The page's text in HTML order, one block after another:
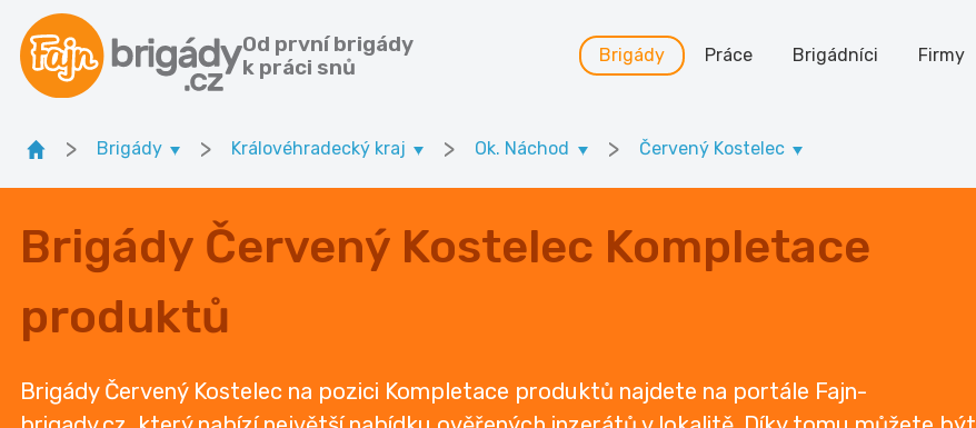
Od první brigády
k práci snů
Brigády Práce Brigádníci Firmy
> Brigády > Královéhradecký kraj > Ok. Náchod > Červený Kostelec
Brigády Červený Kostelec Kompletace
produktů
Brigády Červený Kostelec na pozici Kompletace produktů najdete na portále Fajn-